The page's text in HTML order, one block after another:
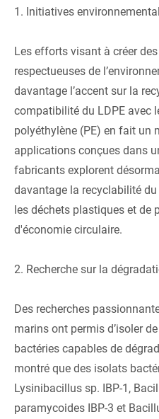
1. Initiatives
Les efforts visant à créer
respectueuses de
davantage l’accent sur la
compatibilité du LDPE avec
polyéthylène (PE) en fait un
applications conçues dans
fabricants explorent
davantage la recyclabilité
les déchets plastiques et de
d'économie circulaire.
2. Recherche sur la
Des recherches
marins ont permis d’isoler
bactéries capables de
montré que des isolats
Lysinibacillus sp. IBP-1,
paramycoides IBP-3 et